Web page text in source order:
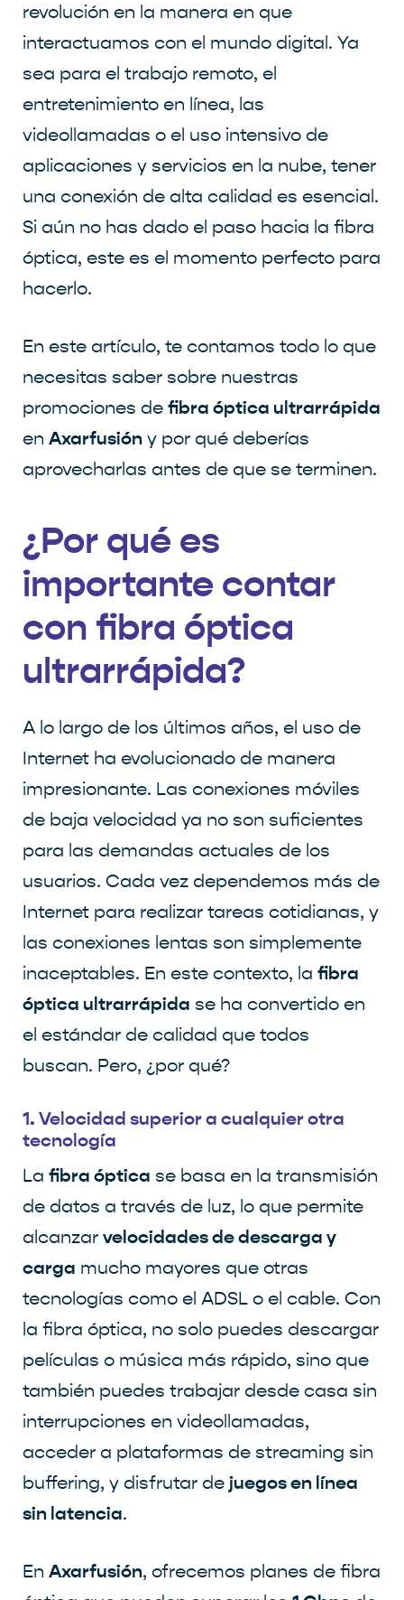
revolución en la manera en que
interactuamos con el mundo digital. Ya
sea para el trabajo remoto, el
entretenimiento en línea, las
videollamadas o el uso intensivo de
aplicaciones y servicios en la nube, tener
una conexión de alta calidad es esencial.
Si aún no has dado el paso hacia la fibra
óptica, este es el momento perfecto para
hacerlo.
En este artículo, te contamos todo lo que
necesitas saber sobre nuestras
promociones de fibra óptica ultrarrápida
en Axarfusión y por qué deberías
aprovecharlas antes de que se terminen.
¿Por qué es
importante contar
con fibra óptica
ultrarrápida?
A lo largo de los últimos años, el uso de
Internet ha evolucionado de manera
impresionante. Las conexiones móviles
de baja velocidad ya no son suficientes
para las demandas actuales de los
usuarios. Cada vez dependemos más de
Internet para realizar tareas cotidianas, y
las conexiones lentas son simplemente
inaceptables. En este contexto, la fibra
óptica ultrarrápida se ha convertido en
el estándar de calidad que todos
buscan. Pero, ¿por qué?
1. Velocidad superior a cualquier otra
tecnología
La fibra óptica se basa en la transmisión
de datos a través de luz, lo que permite
alcanzar velocidades de descarga y
carga mucho mayores que otras
tecnologías como el ADSL o el cable. Con
la fibra óptica, no solo puedes descargar
películas o música más rápido, sino que
también puedes trabajar desde casa sin
interrupciones en videollamadas,
acceder a plataformas de streaming sin
buffering, y disfrutar de juegos en línea
sin latencia.
En Axarfusión, ofrecemos planes de fibra